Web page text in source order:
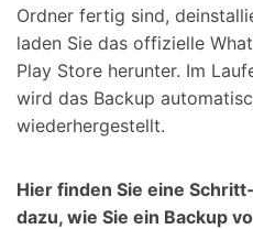
Ordner fertig sind,
laden Sie das offizielle
Play Store herunter. Im
wird das Backup
wiederhergestellt.
Hier finden Sie eine
dazu, wie Sie ein Backup